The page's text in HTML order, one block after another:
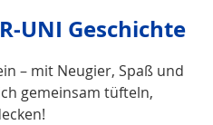
UNI Geschichte
– mit Neugier, Spaß und
gemeinsam tüfteln,